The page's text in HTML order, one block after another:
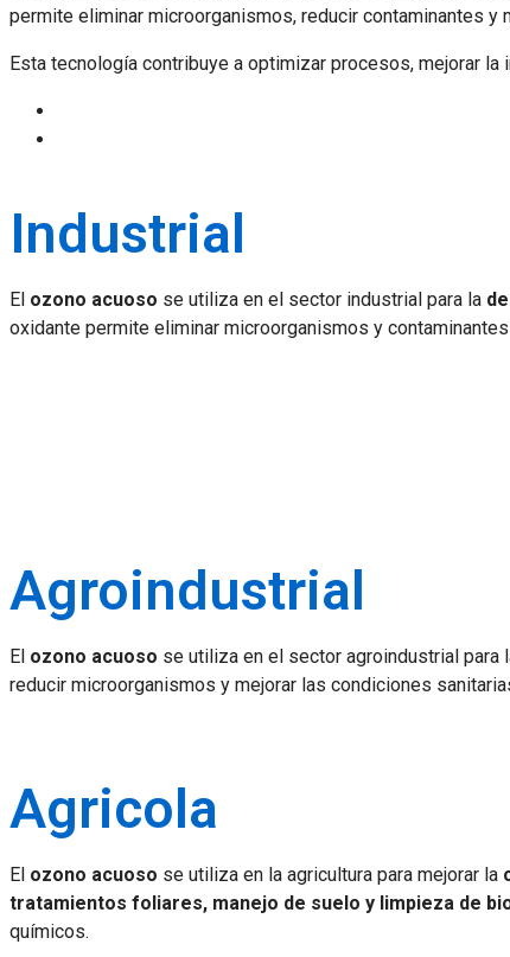
permite eliminar microorganismos, reducir contaminantes
Esta tecnología contribuye a optimizar procesos, mejorar
Industrial
El ozono acuoso se utiliza en el sector industrial para la
oxidante permite eliminar microorganismos y
Agroindustrial
El ozono acuoso se utiliza en el sector agroindustrial para
reducir microorganismos y mejorar las condiciones
Agricola
El ozono acuoso se utiliza en la agricultura para mejorar la
tratamientos foliares, manejo de suelo y limpieza de
químicos.